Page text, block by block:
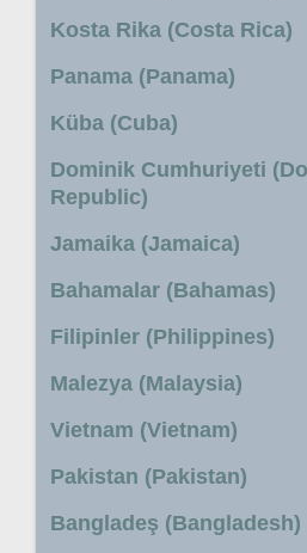
Kosta Rika (Costa Rica)
Panama (Panama)
Küba (Cuba)
Dominik Cumhuriyeti
Republic)
Jamaika (Jamaica)
Bahamalar (Bahamas)
Filipinler (Philippines)
Malezya (Malaysia)
Vietnam (Vietnam)
Pakistan (Pakistan)
Bangladeş (Bangladesh)